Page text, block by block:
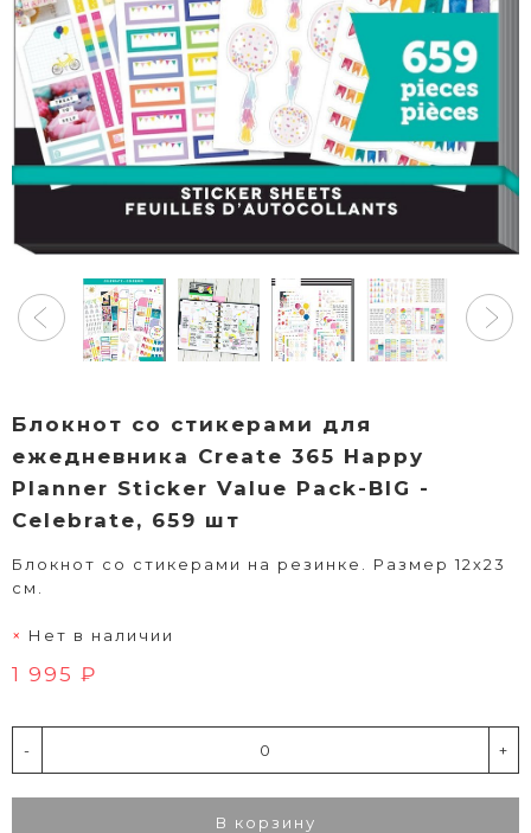
Блокнот со стикерами для
ежедневника Create 365 Happy
Planner Sticker Value Pack-BIG -
Celebrate, 659 шт
Блокнот со стикерами на резинке. Размер 12х23
см.
Нет в наличии
1 995 ₽
- +
В корзину